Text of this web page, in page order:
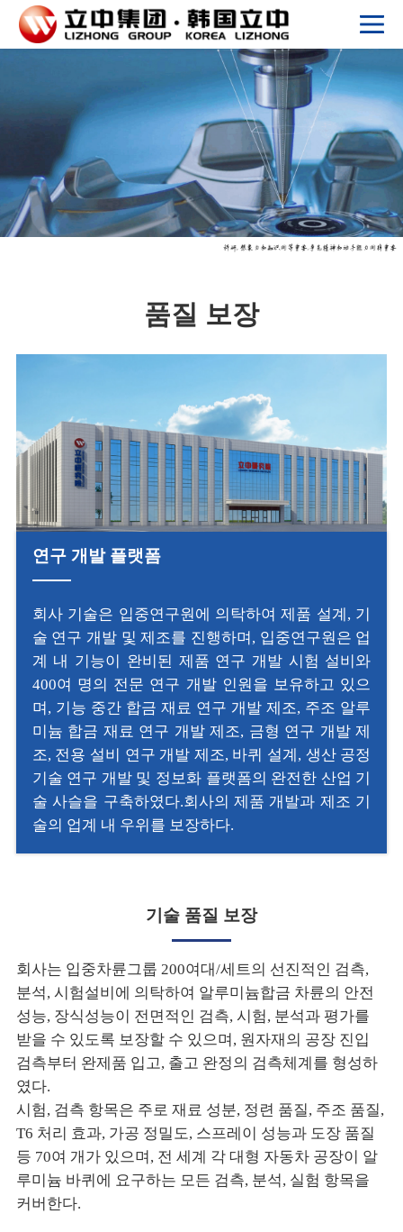
품질 보장
연구 개발 플랫폼
회사 기술은 입중연구원에 의탁하여 제품 설계, 기
술 연구 개발 및 제조를 진행하며, 입중연구원은 업
계 내 기능이 완비된 제품 연구 개발 시험 설비와
400여 명의 전문 연구 개발 인원을 보유하고 있으
며, 기능 중간 합금 재료 연구 개발 제조, 주조 알루
미늄 합금 재료 연구 개발 제조, 금형 연구 개발 제
조, 전용 설비 연구 개발 제조, 바퀴 설계, 생산 공정
기술 연구 개발 및 정보화 플랫폼의 완전한 산업 기
술 사슬을 구축하였다.회사의 제품 개발과 제조 기
술의 업계 내 우위를 보장하다.
기술 품질 보장
회사는 입중차륜그룹 200여대/세트의 선진적인 검측,
분석, 시험설비에 의탁하여 알루미늄합금 차륜의 안전
성능, 장식성능이 전면적인 검측, 시험, 분석과 평가를
받을 수 있도록 보장할 수 있으며, 원자재의 공장 진입
검측부터 완제품 입고, 출고 완정의 검측체계를 형성하
였다.
시험, 검측 항목은 주로 재료 성분, 정련 품질, 주조 품질,
T6 처리 효과, 가공 정밀도, 스프레이 성능과 도장 품질
등 70여 개가 있으며, 전 세계 각 대형 자동차 공장이 알
루미늄 바퀴에 요구하는 모든 검측, 분석, 실험 항목을
커버한다.